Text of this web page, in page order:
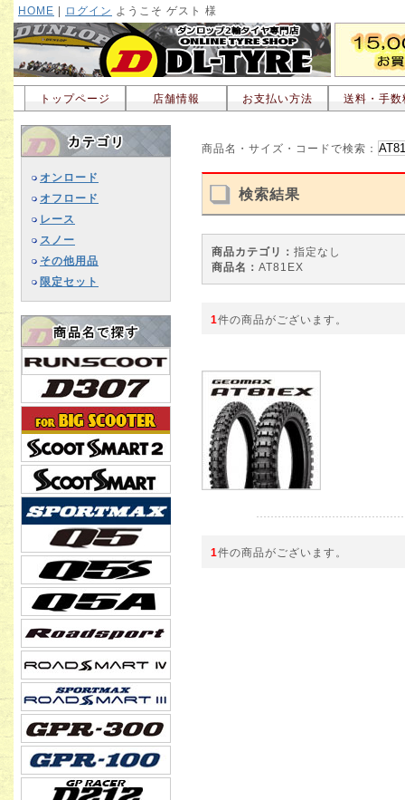
HOME | ログイン ようこそ ゲスト 様
トップページ 店舗情報 お支払い方法 送料・手数
オンロード
オフロード
レース
スノー
その他用品
限定セット
商品名・サイズ・コードで検索：
検索結果
商品カテゴリ： 指定なし
商品名： AT81EX
1件の商品がございます。
1件の商品がございます。